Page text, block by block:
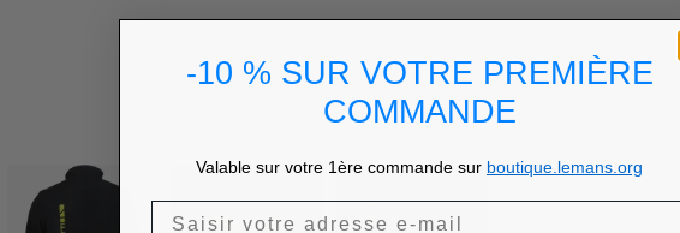
-10 % SUR VOTRE PREMIÈRE
COMMANDE
Valable sur votre 1ère commande sur boutique.lemans.org